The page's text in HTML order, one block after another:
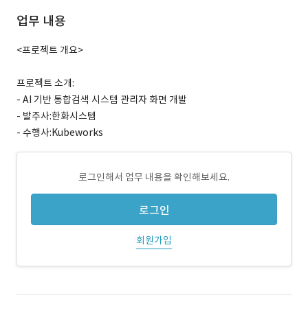
업무 내용
<프로젝트 개요>
프로젝트 소개:
- AI 기반 통합검색 시스템 관리자 화면 개발
- 발주사:한화시스템
- 수행사:Kubeworks
로그인해서 업무 내용을 확인해보세요.
로그인
회원가입